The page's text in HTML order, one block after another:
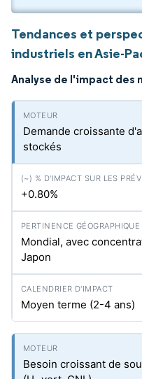
Tendances et
industriels en Asie-
Analyse de l'impact des
Demande croissante
stockés
+0.80%
Mondial, avec
Japon
Moyen terme (2-4 ans)
Besoin croissant de